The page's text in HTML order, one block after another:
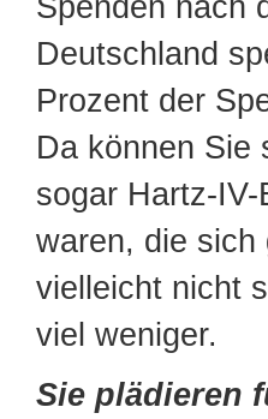
Spenden nach
Deutschland
Prozent der
Da können Sie
sogar Hartz-
waren, die sich
vielleicht nicht
viel weniger.
Sie plädieren